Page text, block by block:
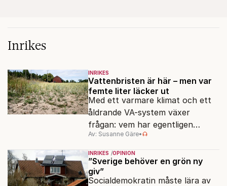
Inrikes
INRIKES
Vattenbristen är här – men var
femte liter läcker ut
Med ett varmare klimat och ett
åldrande VA-system växer
frågan: vem har egentligen
ansvar för Sveriges
vattenresurser?
Av: Susanne Gäre•
INRIKES OPINION
”Sverige behöver en grön ny
giv”
Socialdemokratin måste lära av